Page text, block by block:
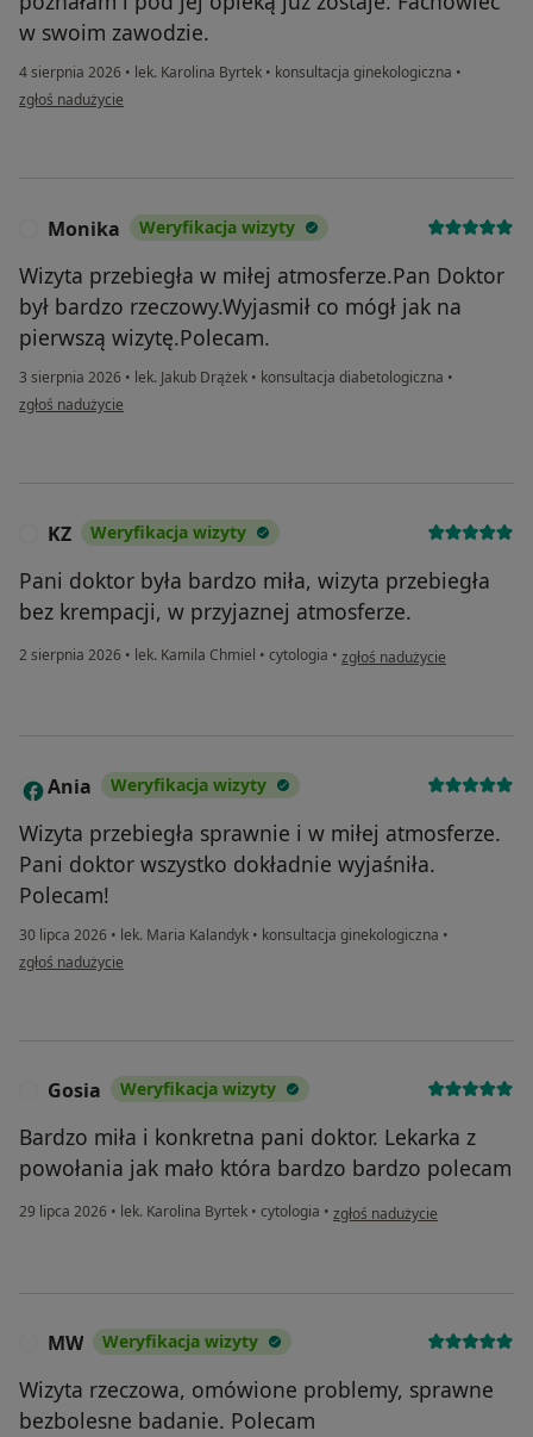
w swoim zawodzie.
4 sierpnia 2026 • lek. Karolina Byrtek • konsultacja ginekologiczna •
w opinii użytkownika Aneta Filipek
zgłoś nadużycie
Monika Weryfikacja wizyty
Wizyta przebiegła w miłej atmosferze.Pan Doktor
był bardzo rzeczowy.Wyjasmił co mógł jak na
pierwszą wizytę.Polecam.
3 sierpnia 2026 • lek. Jakub Drążek • konsultacja diabetologiczna •
w opinii użytkownika Monika
zgłoś nadużycie
KZ Weryfikacja wizyty
Pani doktor była bardzo miła, wizyta przebiegła
bez krempacji, w przyjaznej atmosferze.
2 sierpnia 2026 • lek. Kamila Chmiel • cytologia • w opinii użytkownika KZ
zgłoś nadużycie
A Ania Weryfikacja wizyty
Wizyta przebiegła sprawnie i w miłej atmosferze.
Pani doktor wszystko dokładnie wyjaśniła.
Polecam!
30 lipca 2026 • lek. Maria Kalandyk • konsultacja ginekologiczna •
w opinii użytkownika Ania
zgłoś nadużycie
Gosia Weryfikacja wizyty
Bardzo miła i konkretna pani doktor. Lekarka z
powołania jak mało która bardzo bardzo polecam
29 lipca 2026 • lek. Karolina Byrtek • cytologia • w opinii użytkownika Gosia
zgłoś nadużycie
MW Weryfikacja wizyty
Wizyta rzeczowa, omówione problemy, sprawne
bezbolesne badanie. Polecam